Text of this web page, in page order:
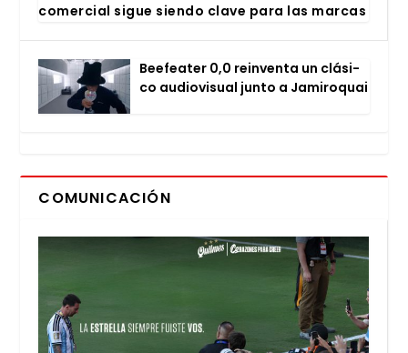
comer­cial sigue sien­do cla­ve para las mar­cas
Bee­fea­ter 0,0 rein­ven­ta un clá­si­
co audio­vi­sual jun­to a Jami­ro­quai
COMUNICACIÓN